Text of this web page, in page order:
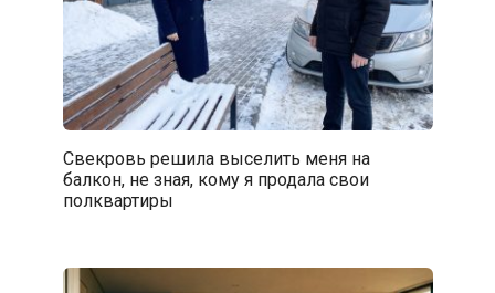
Свекровь решила выселить меня на
балкон, не зная, кому я продала свои
полквартиры